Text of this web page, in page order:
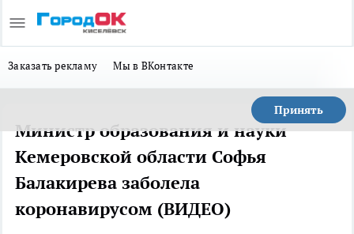
Заказать рекламу Мы в ВКонтакте
Принять
Министр образования и науки
Кемеровской области Софья
Балакирева заболела
коронавирусом (ВИДЕО)